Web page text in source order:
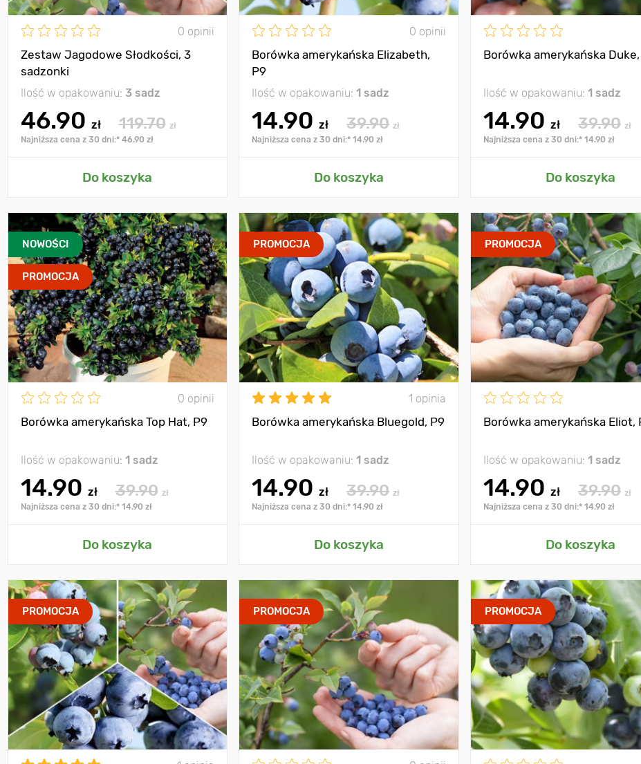
0 opinii
Zestaw Jagodowe Słodkości, 3
sadzonki
Ilość w opakowaniu: 3 sadz
46.90 zł 119.70 zł
Najniższa cena z 30 dni:* 46.90 zł
Do koszyka
0 opinii
Borówka amerykańska Elizabeth,
P9
Ilość w opakowaniu:1 sadz
14.90 zł 39.90 zł
Najniższa cena z 30 dni:* 14.90 zł
Do koszyka
Borówka amerykańska
Ilość w opakowaniu: 1 sadz
14.90 zł 39.90 zł
Najniższa cena z 30 dni:* 14.90 zł
Do koszyka
NOWOŚCI
PROMOCJA
0 opinii
Borówka amerykańska Top Hat, P9
Ilość w opakowaniu: 1 sadz
14.90 zł 39.90 zł
Najniższa cena z 30 dni:* 14.90 zł
Do koszyka
PROMOCJA
1 opinia
Borówka amerykańska Bluegold, P9
Ilość w opakowaniu:1 sadz
14.90 zł 39.90 zł
Najniższa cena z 30 dni:* 14.90 zł
Do koszyka
PROMOCJA
Borówka amerykańska Eliot,
Ilość w opakowaniu: 1 sadz
14.90 zł 39.90 zł
Najniższa cena z 30 dni:* 14.90 zł
Do koszyka
PROMOCJA PROMOCJA PROMOCJA